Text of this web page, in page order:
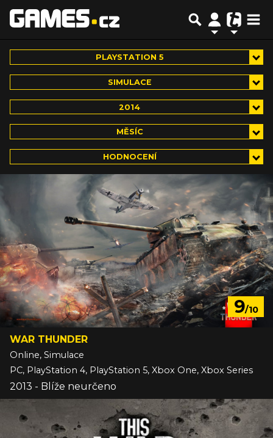
PLAYSTATION 5
SIMULACE
2014
MĚSÍC
HODNOCENÍ
9/10
WAR THUNDER
Online, Simulace
PC, PlayStation 4, PlayStation 5, Xbox One, Xbox Series
2013 - Blíže neurčeno